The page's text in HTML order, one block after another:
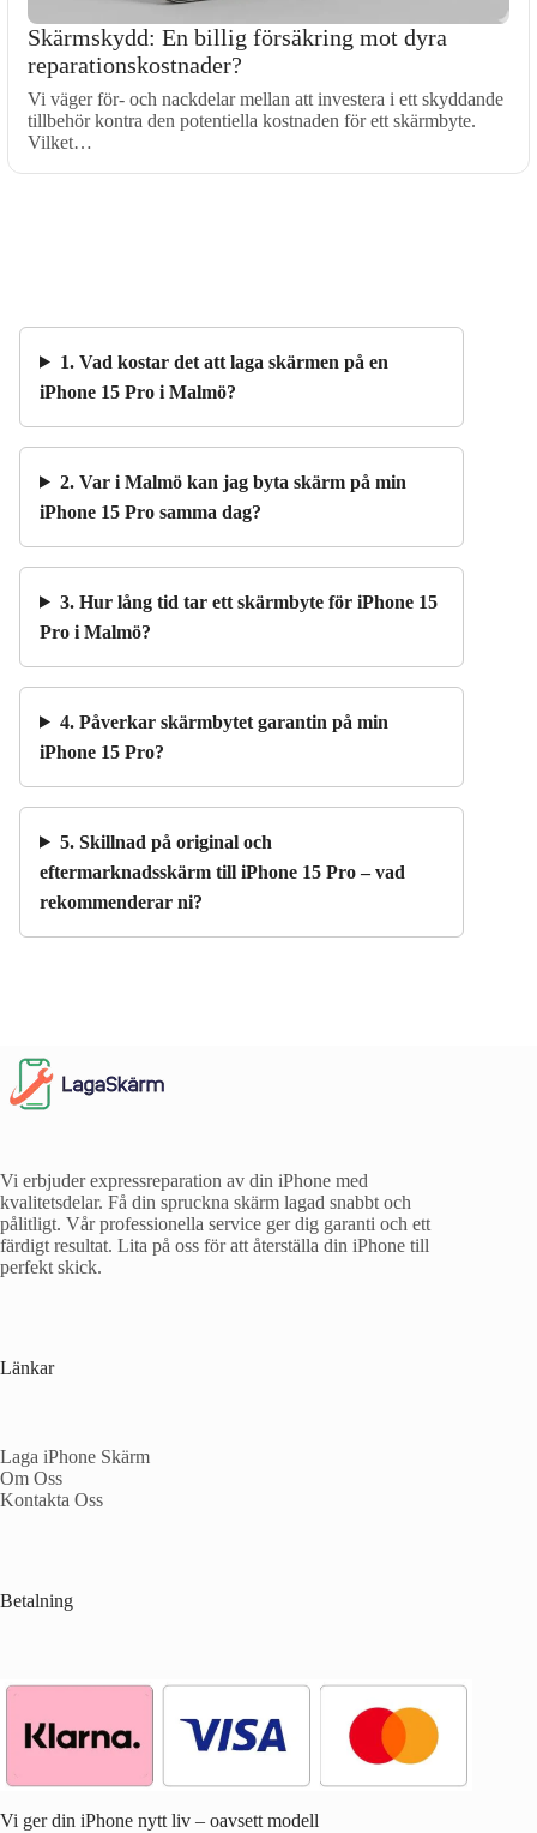
Skärmskydd: En billig försäkring mot dyra
reparationskostnader?
Vi väger för- och nackdelar mellan att investera i ett skyddande
tillbehör kontra den potentiella kostnaden för ett skärmbyte.
Vilket…
1. Vad kostar det att laga skärmen på en
iPhone 15 Pro i Malmö?
2. Var i Malmö kan jag byta skärm på min
iPhone 15 Pro samma dag?
3. Hur lång tid tar ett skärmbyte för iPhone 15
Pro i Malmö?
4. Påverkar skärmbytet garantin på min
iPhone 15 Pro?
5. Skillnad på original och
eftermarknadsskärm till iPhone 15 Pro – vad
rekommenderar ni?
Vi erbjuder expressreparation av din iPhone med
kvalitetsdelar. Få din spruckna skärm lagad snabbt och
pålitligt. Vår professionella service ger dig garanti och ett
färdigt resultat. Lita på oss för att återställa din iPhone till
perfekt skick.
Länkar
Laga iPhone Skärm
Om Oss
Kontakta Oss
Betalning
Vi ger din iPhone nytt liv – oavsett modell